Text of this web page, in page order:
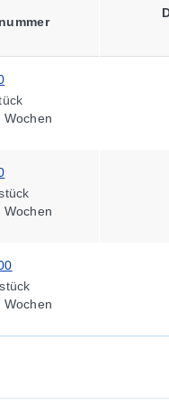
Wochen
Wochen
Wochen